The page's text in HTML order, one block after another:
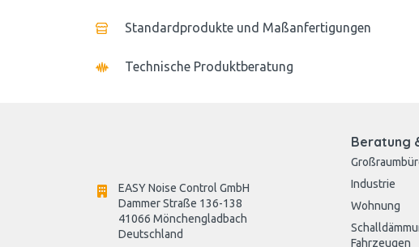
Standardprodukte und Maßanfertigungen
Technische Produktberatung
EASY Noise Control GmbH
Dammer Straße 136-138
41066 Mönchengladbach
Deutschland
Beratung
Industrie
Wohnung
Fahrzeugen